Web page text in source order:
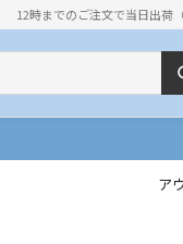
12時までのご注文で当日出荷（
ア